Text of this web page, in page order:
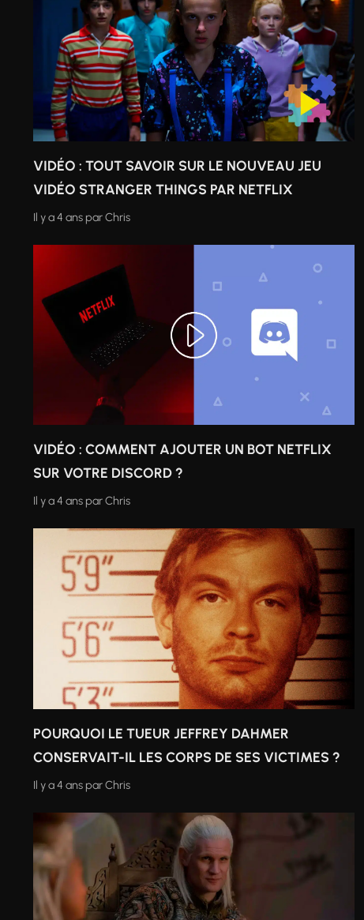
VIDÉO : TOUT SAVOIR SUR LE NOUVEAU JEU
VIDÉO STRANGER THINGS PAR NETFLIX
Il y a 4 ans parChris
VIDÉO : COMMENT AJOUTER UN BOT NETFLIX
SUR VOTRE DISCORD ?
Il y a 4 ans parChris
POURQUOI LE TUEUR JEFFREY DAHMER
CONSERVAIT-IL LES CORPS DE SES VICTIMES ?
Il y a 4 ans parChris